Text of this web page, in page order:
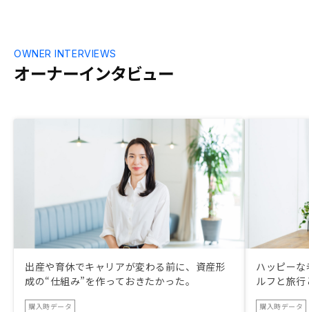
オーナーインタビュー
OWNER INTERVIEWS
出産や育休でキャリアが変わる前に、資産形
成の“仕組み”を作っておきたかった。
購入時データ
ハッピー
ルフと旅
購入時データ